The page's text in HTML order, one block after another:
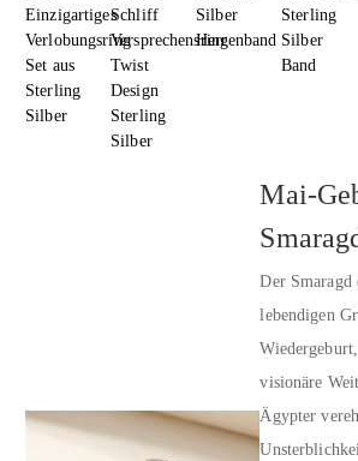
Einzigartiges
Verlobungsring
Set aus
Sterling
Silber
Schliff
Versprechensring
Twist
Design
Sterling
Silber
Silber
Herrenband
Sterling
Silber
Band
Mai-
Der
lebendigen
visionäre
Ägypter